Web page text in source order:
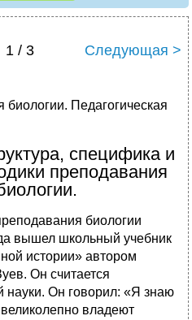
1 / 3 Следующая >
Педагогическая
специфика и
преподавания
биологии
вышел школьный учебник
истории» автором
Он считается
науки. Он говорил: «Я знаю
владеют